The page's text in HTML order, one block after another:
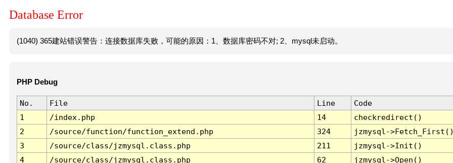
Database Error
(1040) 365建站错误警告：连接数据库失败，可能的原因：1、数据库密码不对; 2、mysql未启动。
PHP Debug
No. File Line
Code
1
/index.php 14
checkredirect()
2
/source/function/function_extend.php 324
jzmysql-
3
/source/class/jzmysql.class.php 211
jzmysql->Init()
4
/source/class/jzmysql.class.php 62
jzmysql->Open()